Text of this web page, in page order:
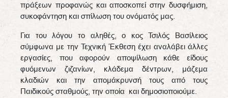
πράξεων προφανώς και αποσκοπεί στην δυσφήμιση,
συκοφάντηση και σπίλωση του ονόματός μας.
Για του λόγου το αληθές, ο κος Τσιλός Βασίλειος
σύμφωνα με την Τεχνική Έκθεση έχει αναλάβει άλλες
εργασίες, που αφορούν αποψίλωση κάθε είδους
φυόμενων ζιζανίων, κλάδεμα δέντρων, μάζεμα
κλαδιών και την απομάκρυνσή τους από τους
Παιδικούς σταθμούς, την οποία και δημοσιοποιούμε.